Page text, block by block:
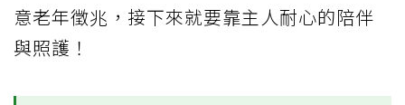
意老年徵兆，接下來就要靠主人耐心的陪伴
與照護！